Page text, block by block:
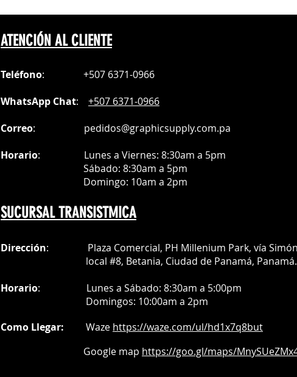
ATENCIÓN AL CLIENTE
Teléfono: +507 6371-0966
WhatsApp Chat: +507 6371-0966
Correo: pedidos@graphicsupply.com.pa
Horario: Lunes a Viernes: 8:30am a 5pm
Sábado: 8:30am a 5pm
Domingo: 10am a 2pm
SUCURSAL TRANSISTMICA
Dirección: Plaza Comercial, PH Millenium Park, vía
local #8, Betania, Ciudad de Panamá, Panamá.
Horario: Lunes a Sábado: 8:30am a 5:00pm
Domingos: 10:00am a 2pm
Como Llegar: Waze https://waze.com/ul/hd1x7q8but
Google map https://goo.gl/maps/